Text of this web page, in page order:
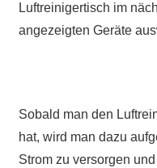
Luftreinigertisch im
angezeigten Geräte
Sobald man den
hat, wird man dazu
Strom zu versorgen